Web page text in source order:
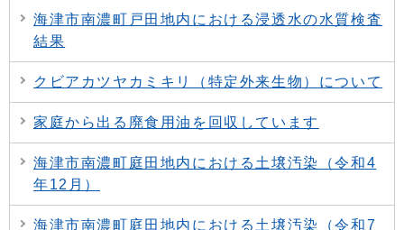
海津市南濃町戸田地内における浸透水の水質検査
結果
クビアカツヤカミキリ（特定外来生物）について
家庭から出る廃食用油を回収しています
海津市南濃町庭田地内における土壌汚染（令和4
年12月）
海津市南濃町庭田地内における土壌汚染（令和7